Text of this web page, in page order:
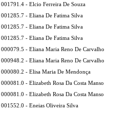
001791.4 - Elcio Ferreira De Souza
001285.7 - Eliana De Fatima Silva
001285.7 - Eliana De Fatima Silva
001285.7 - Eliana De Fatima Silva
000079.5 - Eliana Maria Reno De Carvalho
000948.2 - Eliana Maria Reno De Carvalho
000080.2 - Elisa Maria De Mendonça
000081.0 - Elizabeth Rosa Da Costa Manso
000081.0 - Elizabeth Rosa Da Costa Manso
001552.0 - Eneias Oliveira Silva